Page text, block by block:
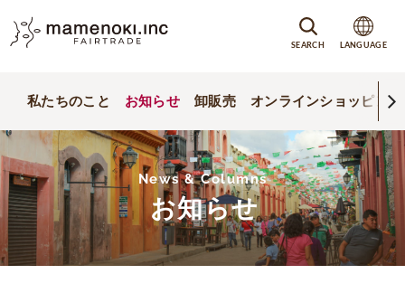
SEARCH LANGUAGE
私たちのこと お知らせ 卸販売 オンラインショッピング
News & Columns
お知らせ